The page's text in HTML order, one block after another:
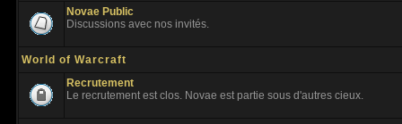
Novae Public
Discussions avec nos invités.
World of Warcraft
Recrutement
Le recrutement est clos. Novae est partie sous d'autres cieux.